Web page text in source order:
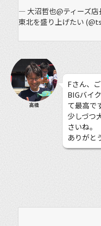
— 大沼哲也@ティーズ店
東北を盛り上げたい
高橋
Fさん、
BIGバイ
て最高で
少しづつ
さいね。
ありがと